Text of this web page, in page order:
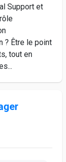
Support et
? Être le point
tout en